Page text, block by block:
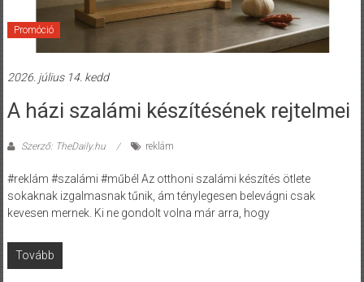
Promóció
2026. július 14. kedd
A házi szalámi készítésének rejtelmei
Szerző: TheDaily.hu reklám
#reklám #szalámi #műbél Az otthoni szalámi készítés ötlete
sokaknak izgalmasnak tűnik, ám ténylegesen belevágni csak
kevesen mernek. Ki ne gondolt volna már arra, hogy
Tovább